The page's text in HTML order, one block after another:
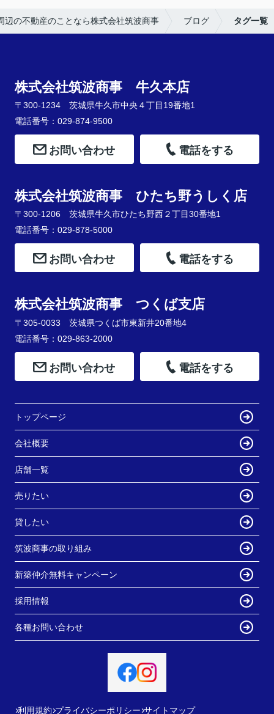
辺の不動産のことなら株式会社筑波商事 ブログ タグ一覧
株式会社筑波商事 牛久本店
〒300-1234 茨城県牛久市中央４丁目19番地1
電話番号：029-874-9500
お問い合わせ 電話をする
株式会社筑波商事 ひたち野うしく店
〒300-1206 茨城県牛久市ひたち野西２丁目30番地1
電話番号：029-878-5000
お問い合わせ 電話をする
株式会社筑波商事 つくば支店
〒305-0033 茨城県つくば市東新井20番地4
電話番号：029-863-2000
お問い合わせ 電話をする
トップページ
会社概要
店舗一覧
売りたい
貸したい
筑波商事の取り組み
新築仲介無料キャンペーン
採用情報
各種お問い合わせ
利用規約 プライバシーポリシー サイトマップ